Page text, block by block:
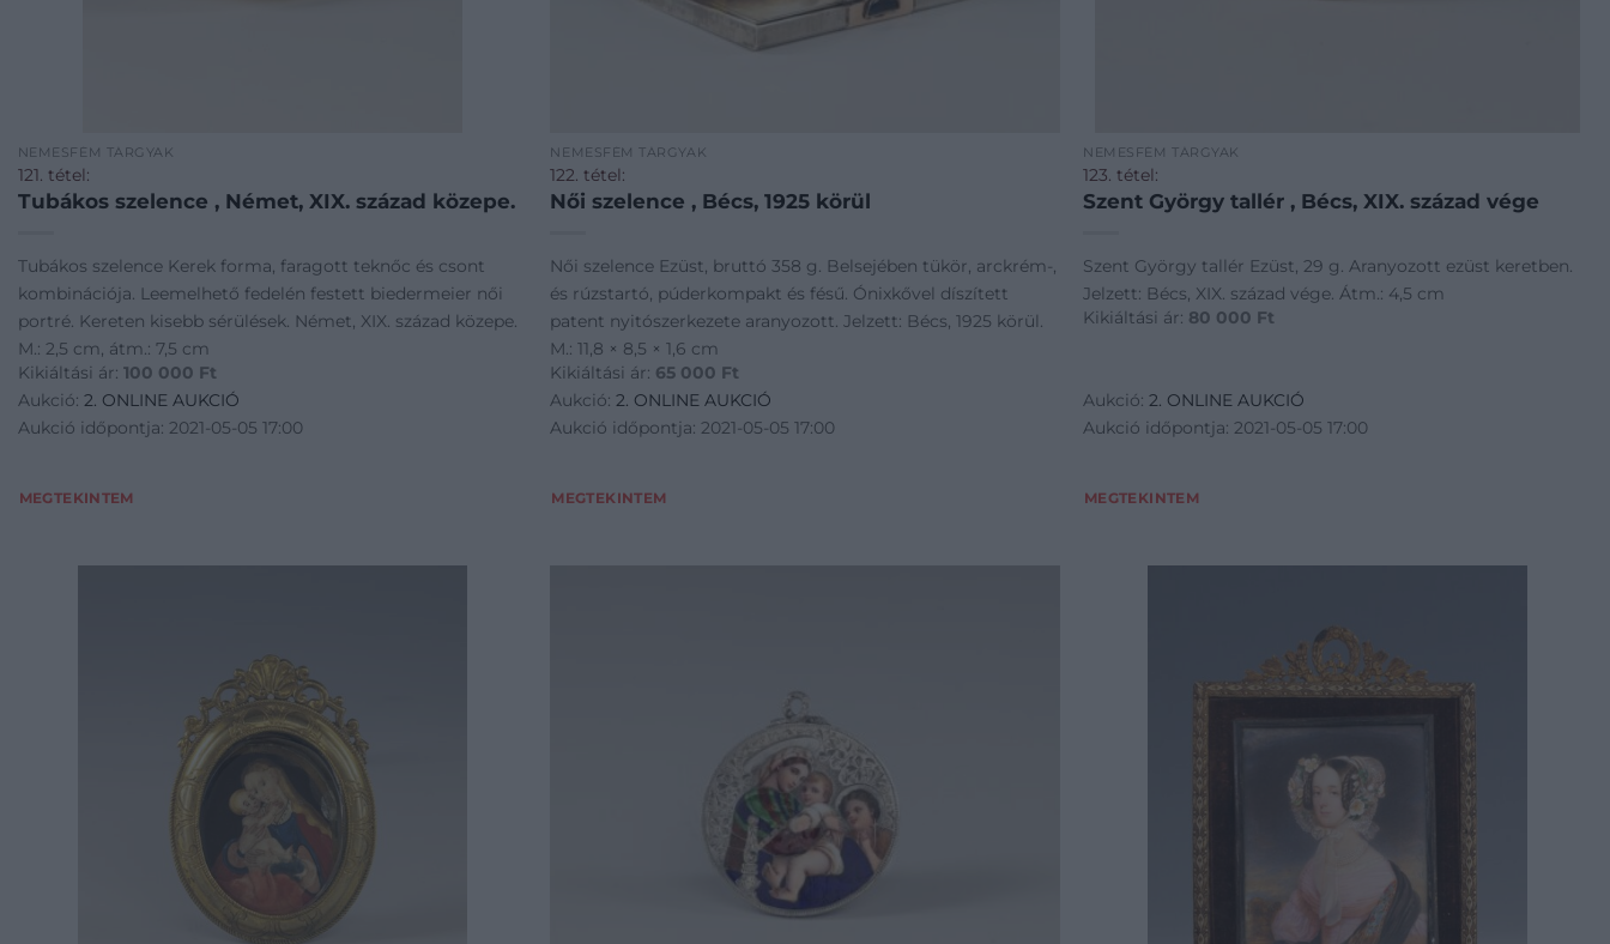
NEMESFÉM TÁRGYAK
121. tétel:
Tubákos szelence , Német, XIX. század közepe.
Tubákos szelence Kerek forma, faragott teknőc és csont
kombinációja. Leemelhető fedelén festett biedermeier női
portré. Kereten kisebb sérülések. Német, XIX. század közepe.
M.: 2,5 cm, átm.: 7,5 cm
Kikiáltási ár: 100 000 Ft
Aukció: 2. ONLINE AUKCIÓ
Aukció időpontja: 2021-05-05 17:00
MEGTEKINTEM
NEMESFÉM TÁRGYAK
122. tétel:
Női szelence , Bécs, 1925 körül
Női szelence Ezüst, bruttó 358 g. Belsejében tükör, arckrém-,
és rúzstartó, púderkompakt és fésű. Ónixkővel díszített
patent nyitószerkezete aranyozott. Jelzett: Bécs, 1925 körül.
M.: 11,8 × 8,5 × 1,6 cm
Kikiáltási ár: 65 000 Ft
Aukció:2. ONLINE AUKCIÓ
Aukció időpontja: 2021-05-05 17:00
MEGTEKINTEM
NEMESFÉM TÁRGYAK
123. tétel:
Szent György tallér , Bécs, XIX. század vége
Szent György tallér Ezüst, 29 g. Aranyozott ezüst keretben.
Jelzett: Bécs, XIX. század vége. Átm.: 4,5 cm
Kikiáltási ár: 80 000 Ft
Aukció:2. ONLINE AUKCIÓ
Aukció időpontja: 2021-05-05 17:00
MEGTEKINTEM